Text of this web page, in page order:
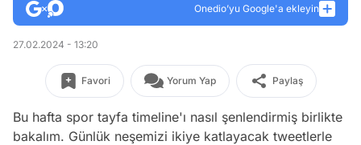
Onedio’yu Google'a ekleyin
27.02.2024 - 13:20
Favori Yorum Yap Paylaş
Bu hafta spor tayfa timeline'ı nasıl şenlendirmiş birlikte
bakalım. Günlük neşemizi ikiye katlayacak tweetlerle